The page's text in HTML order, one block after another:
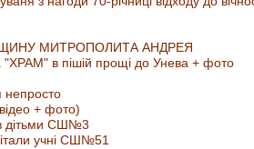
МИТРОПОЛИТА АНДРЕЯ
"ХРАМ" в пішій прощі до Унева + фото
непросто
+ фото)
з дітьми СШ№3
учні СШ№51